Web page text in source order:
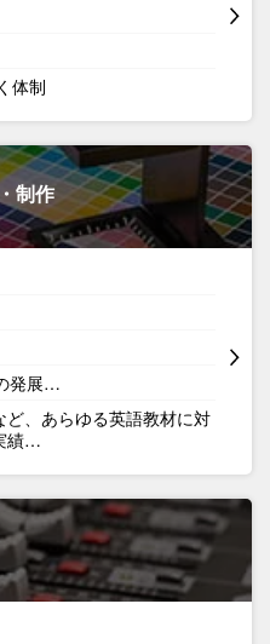
体制
制作
発展…
ど、あらゆる英語教材に対
績…